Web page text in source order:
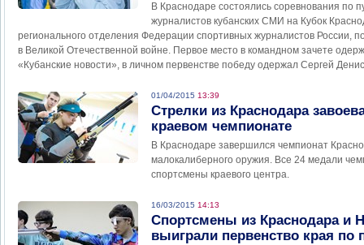
В Краснодаре состоялись соревнования по
журналистов кубанских СМИ на Кубок
регионального отделения Федерации спортивных журналистов
в Великой Отечественной войне. Первое место в командном зачете
«Кубанские новости», в личном первенстве победу одержал Сергей
01/04/2015 13:39
Стрелки из Краснодара
краевом чемпионате
В Краснодаре завершился чемпионат
малокалиберного оружия. Все 24 медали
спортсмены краевого центра.
16/03/2015 14:13
Спортсмены из Краснодара и
выиграли первенство края по